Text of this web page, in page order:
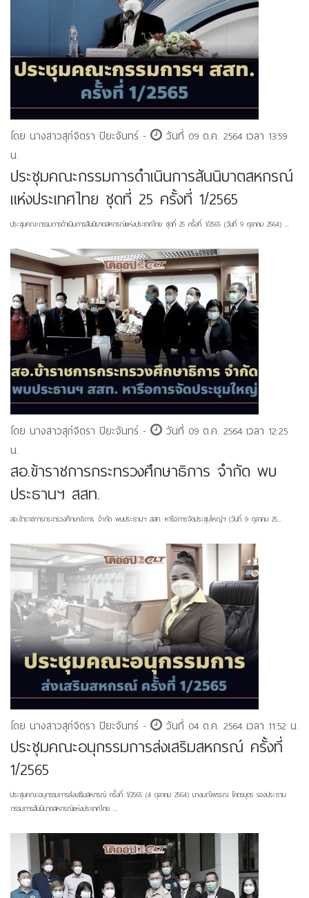
โดย นางสาวสุภ์จิตรา ปิยะจันทร์ -
วันที่ 09 ต.ค. 2564 เวลา 13:59
น.
ประชุมคณะกรรมการดำเนินการสันนิบาตสหกรณ์
แห่งประเทศไทย ชุดที่ 25 ครั้งที่ 1/2565
ประชุมคณะกรรมการดำเนินการสันนิบาตสหกรณ์แห่งประเทศไทย ชุดที่ 25 ครั้งที่ 1/2565 (วันที่ 9 ตุลาคม 2564) ...
โดย นางสาวสุภ์จิตรา ปิยะจันทร์ -
วันที่ 09 ต.ค. 2564 เวลา 12:25
น.
สอ.ข้าราชการกระทรวงศึกษาธิการ จำกัด พบ
ประธานฯ สสท.
สอ.ข้าราชการกระทรวงศึกษาธิการ จำกัด พบประธานฯ สสท. หารือการจัดประชุมใหญ่ฯ (วันที่ 9 ตุลาคม 25...
โดย นางสาวสุภ์จิตรา ปิยะจันทร์ - วันที่ 04 ต.ค. 2564 เวลา 11:52 น.
ประชุมคณะอนุกรรมการส่งเสริมสหกรณ์ ครั้งที่
1/2565
ประชุมคณะอนุกรรมการส่งเสริมสหกรณ์ ครั้งที่ 1/2565 (4 ตุลาคม 2564) นางมณีพรรณ โคตรบุตร รองประธาน
กรรมการสันนิบาตสหกรณ์แห่งประเทศไทย ...